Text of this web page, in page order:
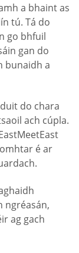
a bhaint as
tú. Tá do
go bhfuil
gan do
bunaidh a
do chara
ach cúpla.
é ar
ngréasán,
ag gach